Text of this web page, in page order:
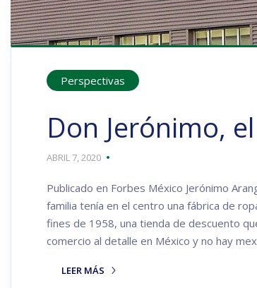
Perspectivas
Don Jerónimo,
ABRIL 7, 2020
Publicado en Forbes México Jerónimo
familia tenía en el centro una fábrica de
fines de 1958, una tienda de descuento
comercio al detalle en México y no hay
LEER MÁS